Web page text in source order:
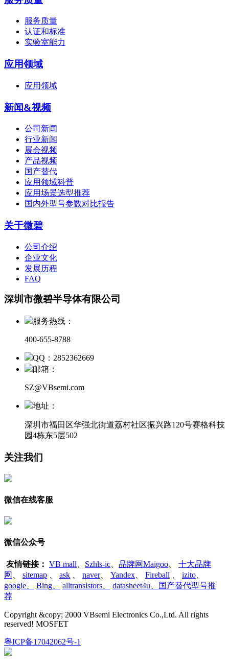
服务质量
认证和标准
实验室能力
应用领域
应用领域
新闻&视频
公司新闻
行业新闻
展会视频
产品视频
国产替代
应用领域科普
应用场景选型推荐
国内外型号参数对比报告
关于微碧
公司介绍
企业文化
发展历程
FAQ
深圳市微碧半导体有限公司
服务热线：
400-655-8788
QQ：2852362669
邮箱：
SZ@VBsemi.com
地址：
深圳市福田区华强北街道荔村社区振兴路120号赛格科技
园4栋东5层502
关注我们
微信在线客服
微信公众号
友情链接： VB mall Szhls-ic 品牌网Maigoo
十大品牌
网
sitemap ask naver、 Yandex Fireball izito
google
Bing alltransistors
datasheet4u、国产替代型号推
荐
Copyright &copy; 2000 VBsemi Electronics Co.,Ltd. All rights
reserved! MOSFET
粤ICP备17042062号-1